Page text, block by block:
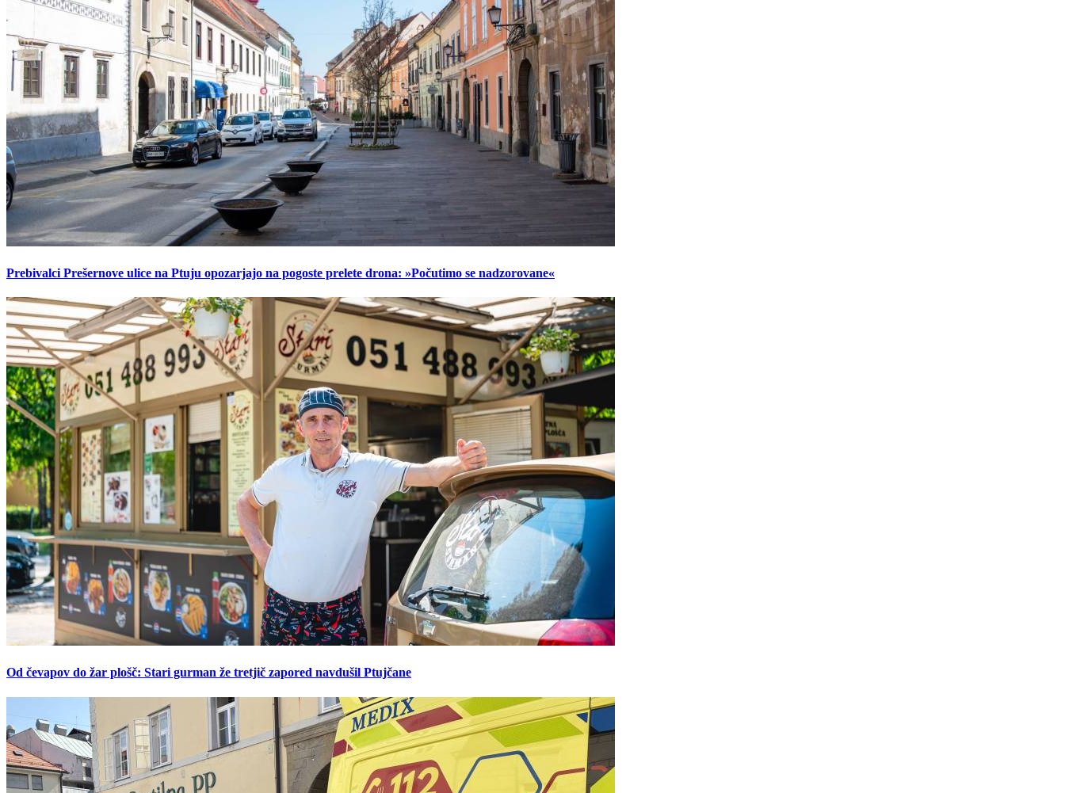
Prebivalci Prešernove ulice na Ptuju opozarjajo na pogoste prelete drona: »Počutimo se nadzorovane«
Od čevapov do žar plošč: Stari gurman že tretjič zapored navdušil Ptujčane
Prijavi se na cajtng